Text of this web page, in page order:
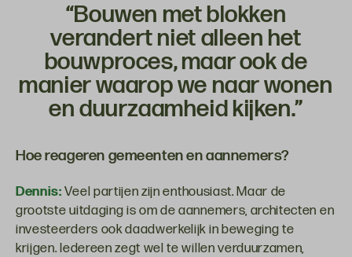
“Bouwen met blokken
verandert niet alleen het
bouwproces, maar ook de
manier waarop we naar wonen
en duurzaamheid kijken.”
Hoe reageren gemeenten en aannemers?
Dennis: Veel partijen zijn enthousiast. Maar de
grootste uitdaging is om de aannemers, architecten en
investeerders ook daadwerkelijk in beweging te
krijgen. Iedereen zegt wel te willen verduurzamen,